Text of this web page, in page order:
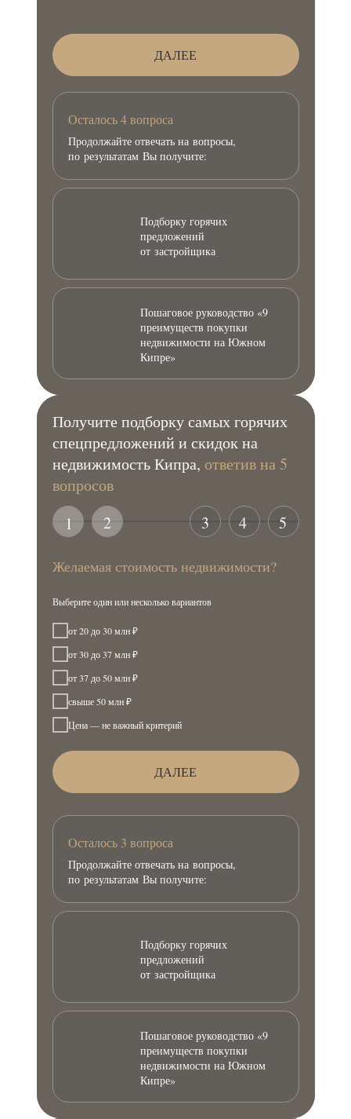
Осталось 4 вопроса
Продолжайте отвечать на вопросы,
по результатам Вы получите:
Подборку горячих
предложений
от застройщика
Пошаговое руководство «9
преимуществ покупки
недвижимости на Южном
Кипре»
ДАЛЕЕ
ДАЛЕЕ
1
Подборку горячих
предложений
от застройщика
Пошаговое руководство «9
преимуществ покупки
недвижимости на Южном
Кипре»
Осталось 3 вопроса
Продолжайте отвечать на вопросы,
по результатам Вы получите:
4 5
3
2
Получите подборку самых горячих
спецпредложений и скидок на
недвижимость Кипра, ответив на 5
вопросов
Желаемая стоимость недвижимости?
Выберите один или несколько вариантов
от 20 до 30 млн ₽
от 30 до 37 млн ₽
от 37 до 50 млн ₽
свыше 50 млн ₽
Цена — не важный критерий